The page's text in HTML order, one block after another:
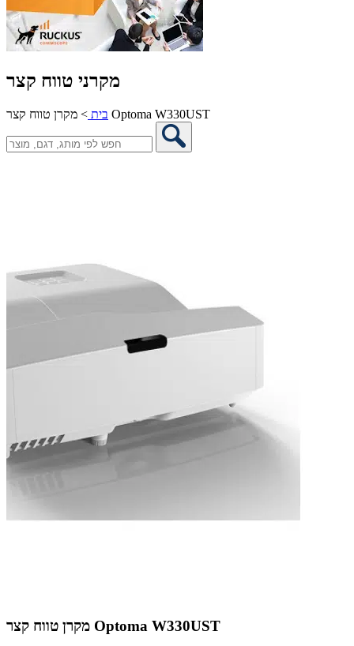
מקרני טווח קצר
בית > מקרן טווח קצר Optoma W330UST
מקרן טווח קצר Optoma W330UST